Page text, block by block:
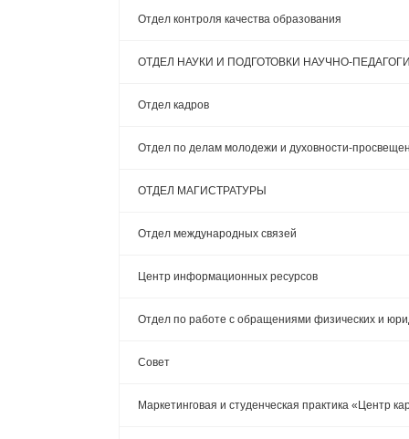
Отдел контроля качества образования
ОТДЕЛ НАУКИ И ПОДГОТОВКИ НАУЧНО-
Отдел кадров
Отдел по делам молодежи и духовности-
ОТДЕЛ МАГИСТРАТУРЫ
Отдел международных связей
Центр информационных ресурсов
Отдел по работе с обращениями физических и
Cовет
Маркетинговая и студенческая практика «Центр